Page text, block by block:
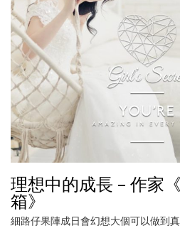
理想中的成長 – 作家
箱》
細路仔果陣成日會幻想大個可以做到